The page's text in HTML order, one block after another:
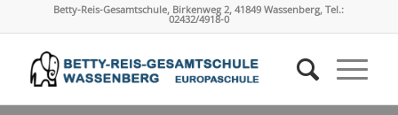
Betty-Reis-Gesamtschule, Birkenweg 2, 41849 Wassenberg, Tel.:
02432/4918-0